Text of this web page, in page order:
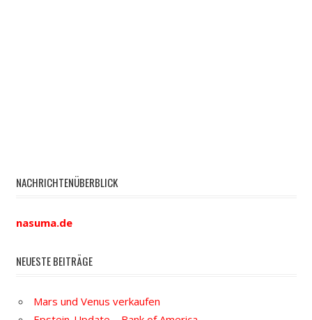
NACHRICHTENÜBERBLICK
nasuma.de
NEUESTE BEITRÄGE
Mars und Venus verkaufen